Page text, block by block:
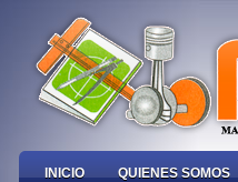
INICIO QUIENES SOMOS